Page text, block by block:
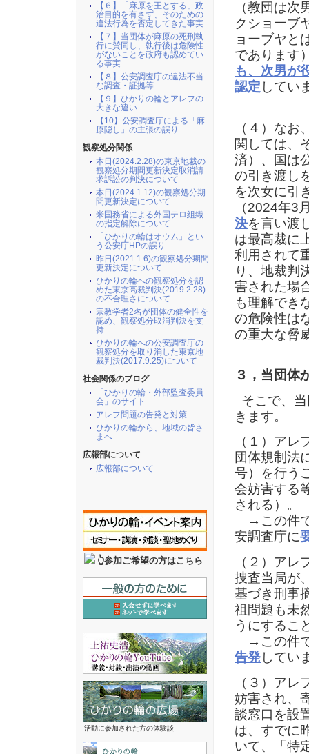
（教団は
クショーブ
ョーブヤと
であります
も、次男が
認定 してい
（４）な
関しては、
済）、国は
の引き渡し
を次女に引
（2024年3
決を言い渡
は最高裁に
利用されて
り、地裁判
害された場
も理解でき
の危険性は
の重大な脅
３，当団体
そこで、
きます。
（１）ア
団体規制法
号）を行う
会妨害する
される）。
→この件で
安調査庁に
（２）ア
捜査当局が
基づき刑事
祖問題も未
うにするこ
→この件で
告発してい
（３）ア
妨害され、
談窓口を設
は、すでに
いて、「特
【６】「麻原を王とする」政
治目的を有さず、そのための
違法行為を否定してきた事実
【７】当団体が麻原の死刑執
行に賛同し、執行後は危険性
がないことを政府も認めてい
る事実
【８】公安調査庁の違法不当
な調査・証拠等
【９】ひかりの輪とアレフの
大きな違い
【10】公安調査庁による「麻
原隠し」の主張の誤り
観察処分関係
本日(2024.2.28)の東京地裁の
観察処分期間更新決定取消請
求訴訟の判決について
本日(2024.1.12)の観察処分期
間更新決定について
米国務省による外国テロ組織
の指定解除について
「ひかりの輪はオウム」とい
う公安庁HPの誤り
昨日(2021.1.6)の観察処分期間
更新決定について
ひかりの輪への観察処分を認
めた東京高裁判決(2019.2.28)
の不合理さについて
宗教学者2名が団体の健全性を
認め、観察処分取消判決を支
持
ひかりの輪への公安調査庁の
観察処分を取り消した東京地
裁判決(2017.9.25)について
社会関係のブログ
「ひかりの輪・外部監査委員
会」のサイト
アレフ問題の告発と対策
ひかりの輪から、地域の皆さ
まへ――
広報部について
広報部について
👆参加ご希望の方はこちら
活動に参加された方の体験談